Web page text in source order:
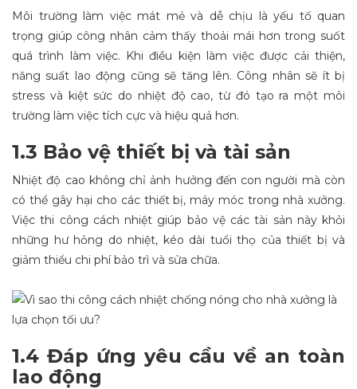
Môi trường làm việc mát mẻ và dễ chịu là yếu tố quan
trọng giúp công nhân cảm thấy thoải mái hơn trong suốt
quá trình làm việc. Khi điều kiện làm việc được cải thiện,
năng suất lao động cũng sẽ tăng lên. Công nhân sẽ ít bị
stress và kiệt sức do nhiệt độ cao, từ đó tạo ra một môi
trường làm việc tích cực và hiệu quả hơn.
1.3 Bảo vệ thiết bị và tài sản
Nhiệt độ cao không chỉ ảnh hưởng đến con người mà còn
có thể gây hại cho các thiết bị, máy móc trong nhà xưởng.
Việc thi công cách nhiệt giúp bảo vệ các tài sản này khỏi
những hư hỏng do nhiệt, kéo dài tuổi thọ của thiết bị và
giảm thiểu chi phí bảo trì và sửa chữa.
1.4 Đáp ứng yêu cầu về an toàn
lao động